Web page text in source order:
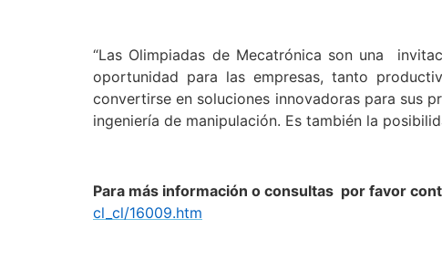
“Las Olimpiadas de Mecatrónica son una
oportunidad para las empresas, tanto
convertirse en soluciones innovadoras para sus
ingeniería de manipulación. Es también la
Para más información o consultas por favor
cl_cl/16009.htm